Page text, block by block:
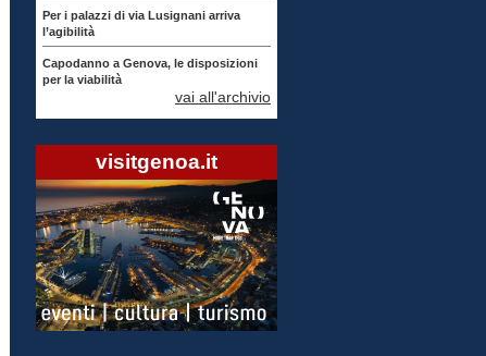
Per i palazzi di via Lusignani arriva
l’agibilità
Capodanno a Genova, le disposizioni
per la viabilità
vai all'archivio
visitgenoa.it